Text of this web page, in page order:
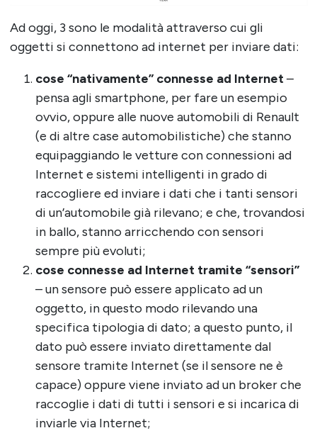
Ad oggi, 3 sono le modalità attraverso cui gli
oggetti si connettono ad internet per inviare dati:
cose “nativamente” connesse ad Internet–
pensa agli smartphone, per fare un esempio
ovvio, oppure alle nuove automobili di Renault
(e di altre case automobilistiche) che stanno
equipaggiando le vetture con connessioni ad
Internet e sistemi intelligenti in grado di
raccogliere ed inviare i dati che i tanti sensori
di un’automobile già rilevano; e che, trovandosi
in ballo, stanno arricchendo con sensori
sempre più evoluti;
cose connesse ad Internet tramite “sensori”
– un sensore può essere applicato ad un
oggetto, in questo modo rilevando una
specifica tipologia di dato; a questo punto, il
dato può essere inviato direttamente dal
sensore tramite Internet (se il sensore ne è
capace) oppure viene inviato ad un broker che
raccoglie i dati di tutti i sensori e si incarica di
inviarle via Internet;